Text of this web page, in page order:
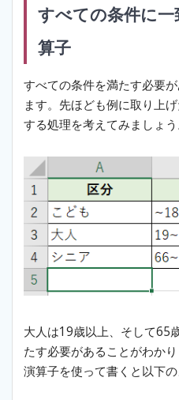
すべての条件に
算子
すべての条件を満たす必要
ます。先ほども例に取り上
する処理を考えてみましょう
大人は19歳以上、そして65
たす必要があることがわか
演算子を使って書くと以下の